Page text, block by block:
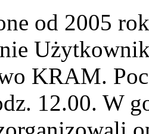
od 2005
KRAM.
12.00. W